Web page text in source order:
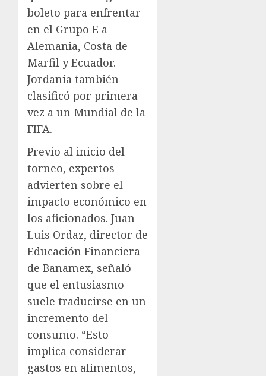
boleto para enfrentar
en el Grupo E a
Alemania, Costa de
Marfil y Ecuador.
Jordania también
clasificó por primera
vez a un Mundial de la
FIFA.
Previo al inicio del
torneo, expertos
advierten sobre el
impacto económico en
los aficionados. Juan
Luis Ordaz, director de
Educación Financiera
de Banamex, señaló
que el entusiasmo
suele traducirse en un
incremento del
consumo. “Esto
implica considerar
gastos en alimentos,